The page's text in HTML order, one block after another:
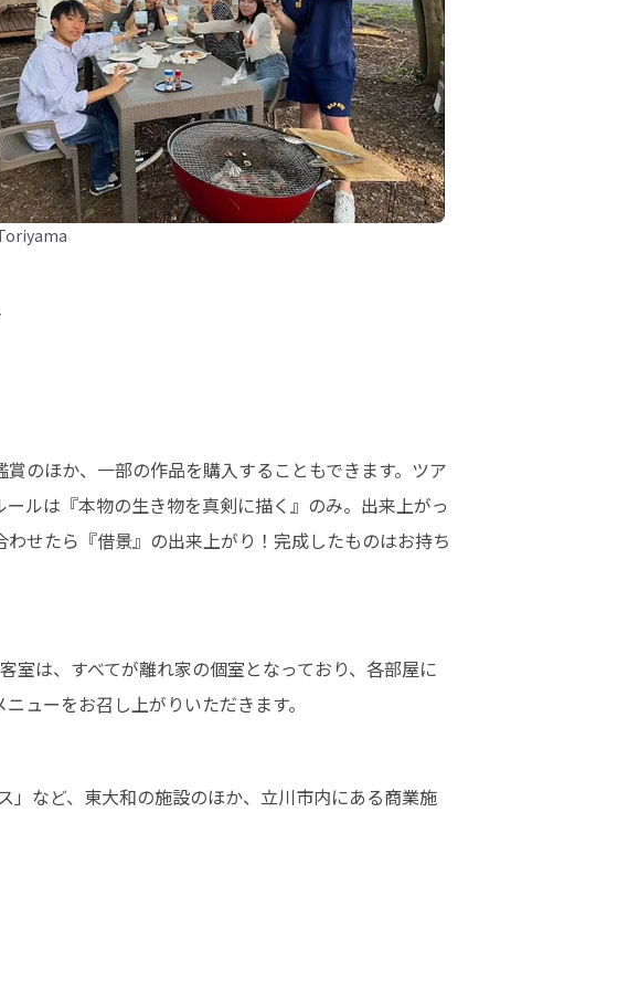
のほか、一部の作品を購入することもできます。ツア
ルは『本物の生き物を真剣に描く』のみ。出来上がっ
せたら『借景』の出来上がり！完成したものはお持ち
室は、すべてが離れ家の個室となっており、各部屋に
ューをお召し上がりいただきます。
」など、東大和の施設のほか、立川市内にある商業施